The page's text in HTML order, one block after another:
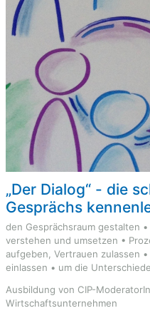
„Der Dialog“ - die
Gesprächs
den Gesprächsraum gestalten
verstehen und umsetzen •
aufgeben, Vertrauen zulassen
einlassen • um die
Ausbildung von CIP-
Wirtschaftsunternehmen